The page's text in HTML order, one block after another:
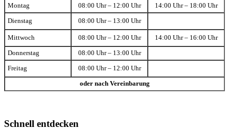
Montag 08:00 Uhr – 12:00 Uhr 14:00 Uhr – 18:00 Uhr
Dienstag 08:00 Uhr – 13:00 Uhr
Mittwoch 08:00 Uhr – 12:00 Uhr 14:00 Uhr – 16:00 Uhr
Donnerstag 08:00 Uhr – 13:00 Uhr
Freitag 08:00 Uhr – 12:00 Uhr
oder nach Vereinbarung
Schnell entdecken